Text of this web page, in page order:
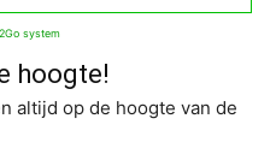
system
hoogte!
altijd op de hoogte van de